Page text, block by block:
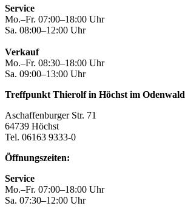
Service
Mo.–Fr. 07:00–18:00 Uhr
Sa. 08:00–12:00 Uhr
Verkauf
Mo.–Fr. 08:30–18:00 Uhr
Sa. 09:00–13:00 Uhr
Treffpunkt Thierolf in Höchst im Odenwald
Aschaffenburger Str. 71
64739 Höchst
Tel. 06163 9333-0
Öffnungszeiten:
Service
Mo.–Fr. 07:00–18:00 Uhr
Sa. 07:30–12:00 Uhr